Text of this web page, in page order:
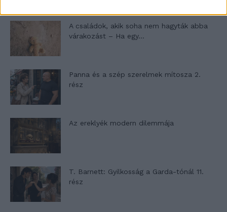
A családok, akik soha nem hagyták abba
várakozást – Ha egy...
Panna és a szép szerelmek mítosza 2.
rész
Az ereklyék modern dilemmája
T. Barnett: Gyilkosság a Garda-tónál 11.
rész